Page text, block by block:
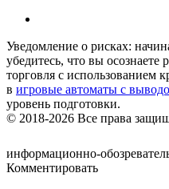
Уведомление о рисках:
убедитесь, что вы
торговля с использованием
в игровые автоматы с
уровень подготовки.
© 2018-2026 Все права
информационно-
Комментировать